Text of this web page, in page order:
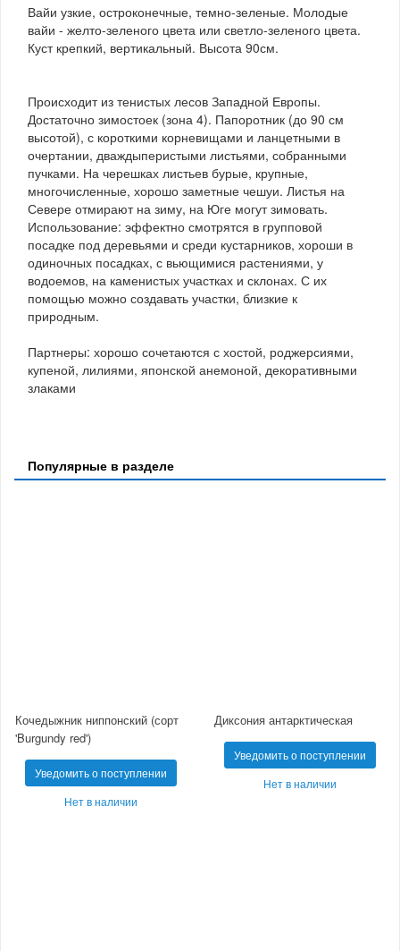
Вайи узкие, остроконечные, темно-зеленые. Молодые
вайи - желто-зеленого цвета или светло-зеленого цвета.
Куст крепкий, вертикальный. Высота 90см.
Происходит из тенистых лесов Западной Европы.
Достаточно зимостоек (зона 4). Папоротник (до 90 см
высотой), с короткими корневищами и ланцетными в
очертании, дваждыперистыми листьями, собранными
пучками. На черешках листьев бурые, крупные,
многочисленные, хорошо заметные чешуи. Листья на
Севере отмирают на зиму, на Юге могут зимовать.
Использование: эффектно смотрятся в групповой
посадке под деревьями и среди кустарников, хороши в
одиночных посадках, с вьющимися растениями, у
водоемов, на каменистых участках и склонах. С их
помощью можно создавать участки, близкие к
природным.
Партнеры: хорошо сочетаются с хостой, роджерсиями,
купеной, лилиями, японской анемоной, декоративными
злаками
Популярные в разделе
Кочедыжник ниппонский (сорт
'Burgundy red')
Уведомить о поступлении
Нет в наличии
Диксония антарктическая
Уведомить о поступлении
Нет в наличии